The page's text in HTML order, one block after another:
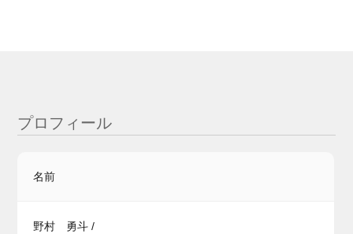
プロフィール
名前
野村 勇斗 /